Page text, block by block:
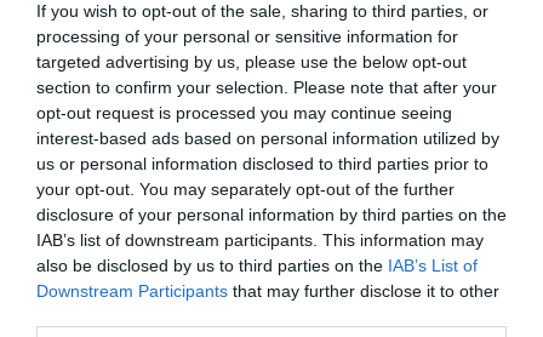
If you wish to opt-out of the sale, sharing to third parties, or
processing of your personal or sensitive information for
targeted advertising by us, please use the below opt-out
section to confirm your selection. Please note that after your
opt-out request is processed you may continue seeing
interest-based ads based on personal information utilized by
us or personal information disclosed to third parties prior to
your opt-out. You may separately opt-out of the further
disclosure of your personal information by third parties on the
IAB’s list of downstream participants. This information may
also be disclosed by us to third parties on the IAB’s List of
Downstream Participants that may further disclose it to other
sztárjai összhangban legyenek az edzővel, mert akkor tud az egész
csapat megfelelően működni, de szerinte vannak olyan játékosok
akik nem állnak be a sorba. Visszaemlékezett egy esetre, amikor
még a Barca sport igazgatója volt Messi és Tata Martino (akkori
edző) között: “Tata Martino, amikor még a Barcelonánál volt azt
mondta Leonak az egyik edzésen: Tudom, hogy ha felhívod az
elnököt, akkor kidob a csapattól, de ezt nem kell minden
megmutatnod, tudom.”
forrás